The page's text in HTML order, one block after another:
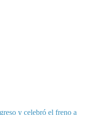
y celebró el freno a